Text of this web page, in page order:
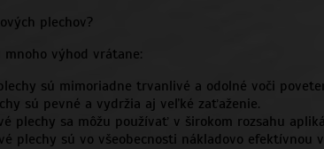
plechov?
mnoho výhod vrátane:
sú mimoriadne trvanlivé a odolné voči
sú pevné a vydržia aj veľké zaťaženie.
plechy sa môžu používať v širokom rozsahu
plechy sú vo všeobecnosti nákladovo efektívnou